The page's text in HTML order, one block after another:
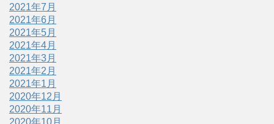
2021年7月
2021年6月
2021年5月
2021年4月
2021年3月
2021年2月
2021年1月
2020年12月
2020年11月
2020年10月